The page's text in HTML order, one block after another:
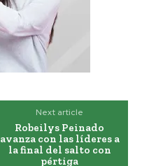
Next article
Robeilys Peinado
avanza con las líderes a
la final del salto con
pértiga